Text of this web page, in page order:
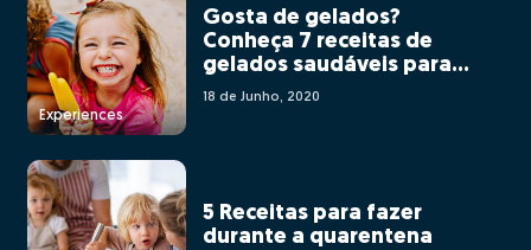
Experiences
Gosta de gelados?
Conheça 7 receitas de
gelados saudáveis para
fazer em casa
18 de Junho, 2020
5 Receitas para fazer
durante a quarentena